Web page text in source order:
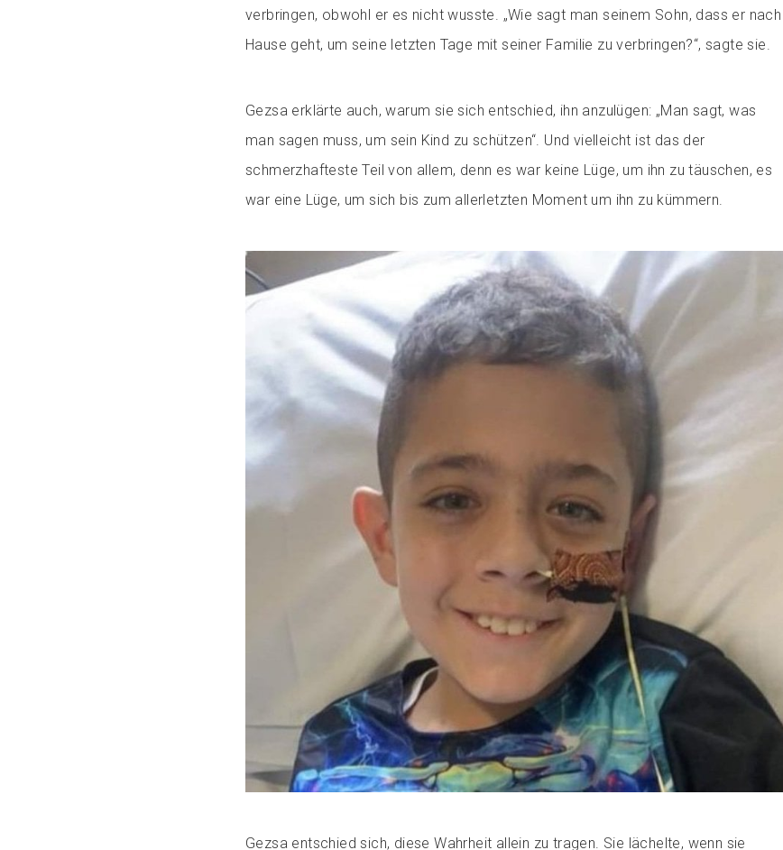
verbringen, obwohl er es nicht wusste. „Wie sagt man seinem Sohn, dass er nach
Hause geht, um seine letzten Tage mit seiner Familie zu verbringen?“, sagte sie.
Gezsa erklärte auch, warum sie sich entschied, ihn anzulügen: „Man sagt, was
man sagen muss, um sein Kind zu schützen“. Und vielleicht ist das der
schmerzhafteste Teil von allem, denn es war keine Lüge, um ihn zu täuschen, es
war eine Lüge, um sich bis zum allerletzten Moment um ihn zu kümmern.
Gezsa entschied sich, diese Wahrheit allein zu tragen. Sie lächelte, wenn sie